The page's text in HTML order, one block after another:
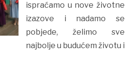
ispraćamo u nove životne
izazove i nadamo se
pobjede, želimo sve
najbolje u budućem životu i